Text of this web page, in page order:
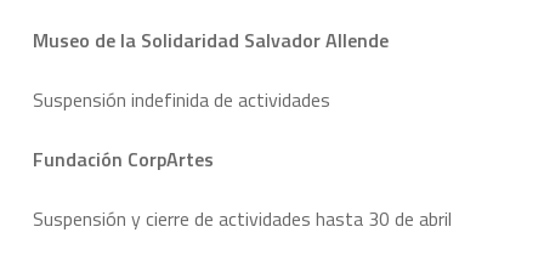
Museo de la Solidaridad Salvador Allende
Suspensión indefinida de actividades
Fundación CorpArtes
Suspensión y cierre de actividades hasta 30 de abril